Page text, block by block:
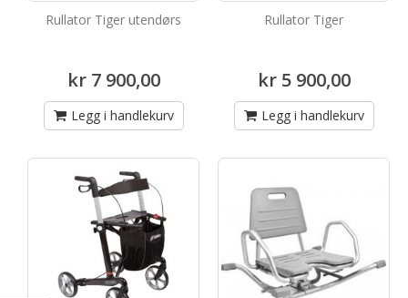
Rullator Tiger utendørs
kr 7 900,00
Legg i handlekurv
Rullator Tiger
kr 5 900,00
Legg i handlekurv